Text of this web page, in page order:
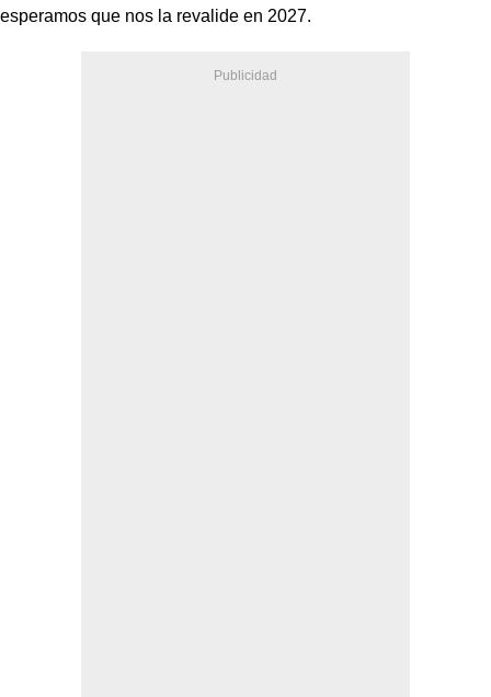
esperamos que nos la revalide en 2027.